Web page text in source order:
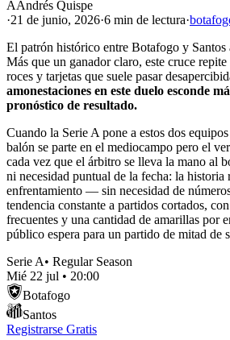
AAndrés Quispe
·21 de junio, 2026·6 min de lectura·
El patrón histórico entre Botafogo y Santos
Más que un ganador claro, este cruce
roces y tarjetas que suele pasar
amonestaciones en este duelo esconde
pronóstico de resultado.
Cuando la Serie A pone a estos dos
balón se parte en el mediocampo pero el
cada vez que el árbitro se lleva la mano al
ni necesidad puntual de la fecha: la historia
enfrentamiento — sin necesidad de
tendencia constante a partidos cortados,
frecuentes y una cantidad de amarillas por
público espera para un partido de mitad de
Serie A• Regular Season
Mié 22 jul • 20:00
Botafogo
Santos
Registrarse Gratis